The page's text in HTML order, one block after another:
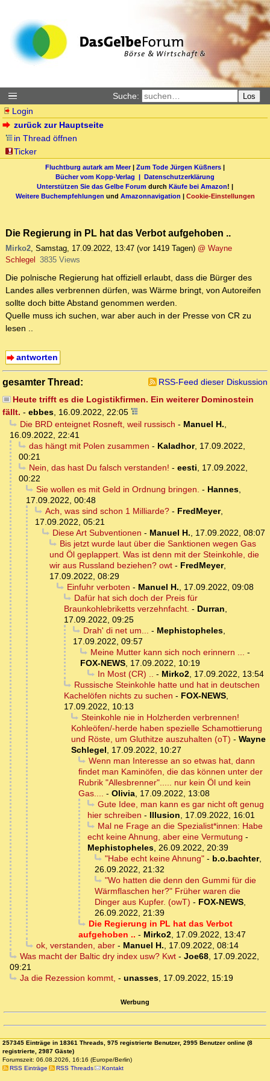
Suche: Los
Login
zurück zur Hauptseite
in Thread öffnen
Ticker
Fluchtburg autark am Meer| Zum Tode Jürgen Küßners |
Bücher vom Kopp-Verlag | Datenschutzerklärung
Unterstützen Sie das Gelbe Forum durch Käufe bei Amazon! |
Weitere Buchempfehlungen und Amazonnavigation | Cookie-Einstellungen
Die Regierung in PL hat das Verbot aufgehoben ..
Mirko2, Samstag, 17.09.2022, 13:47 (vor 1419 Tagen) @ Wayne
Schlegel
3835 Views
Die polnische Regierung hat offiziell erlaubt, dass die Bürger des
Landes alles verbrennen dürfen, was Wärme bringt, von Autoreifen
sollte doch bitte Abstand genommen werden.
Quelle muss ich suchen, war aber auch in der Presse von CR zu
lesen ..
antworten
gesamter Thread:
RSS-Feed dieser Diskussion
Heute trifft es die Logistikfirmen. Ein weiterer Dominostein
fällt. - ebbes, 16.09.2022, 22:05
Die BRD enteignet Rosneft, weil russisch - Manuel H.,
16.09.2022, 22:41
das hängt mit Polen zusammen - Kaladhor, 17.09.2022,
00:21
Nein, das hast Du falsch verstanden! - eesti, 17.09.2022,
00:22
Sie wollen es mit Geld in Ordnung bringen. - Hannes,
17.09.2022, 00:48
Ach, was sind schon 1 Milliarde?- FredMeyer,
17.09.2022, 05:21
Diese Art Subventionen - Manuel H., 17.09.2022, 08:07
Bis jetzt wurde laut über die Sanktionen wegen Gas
und Öl geplappert. Was ist denn mit der Steinkohle, die
wir aus Russland beziehen? owt - FredMeyer,
17.09.2022, 08:29
Einfuhr verboten - Manuel H., 17.09.2022, 09:08
Dafür hat sich doch der Preis für
Braunkohlebriketts verzehnfacht. - Durran,
17.09.2022, 09:25
Drah' di net um... - Mephistopheles,
17.09.2022, 09:57
Meine Mutter kann sich noch erinnern ... -
FOX-NEWS, 17.09.2022, 10:19
In Most (CR) .. - Mirko2, 17.09.2022, 13:54
Russische Steinkohle hatte und hat in deutschen
Kachelöfen nichts zu suchen - FOX-NEWS,
17.09.2022, 10:13
Steinkohle nie in Holzherden verbrennen!
Kohleöfen/-herde haben spezielle Schamottierung
und Röste, um Gluthitze auszuhalten (oT) - Wayne
Schlegel, 17.09.2022, 10:27
Wenn man Interesse an so etwas hat, dann
findet man Kaminöfen, die das können unter der
Rubrik "Allesbrenner"..... nur kein Öl und kein
Gas.... - Olivia, 17.09.2022, 13:08
Gute Idee, man kann es gar nicht oft genug
hier schreiben - Illusion, 17.09.2022, 16:01
Mal ne Frage an die Spezialist*innen: Habe
echt keine Ahnung, aber eine Vermutung -
Mephistopheles, 26.09.2022, 20:39
"Habe echt keine Ahnung"- b.o.bachter,
26.09.2022, 21:32
"Wo hatten die denn den Gummi für die
Wärmflaschen her?" Früher waren die
Dinger aus Kupfer. (owT) - FOX-NEWS,
26.09.2022, 21:39
Die Regierung in PL hat das Verbot
aufgehoben .. - Mirko2, 17.09.2022, 13:47
ok, verstanden, aber- Manuel H., 17.09.2022, 08:14
Was macht der Baltic dry index usw? Kwt- Joe68, 17.09.2022,
09:21
Ja die Rezession kommt, - unasses, 17.09.2022, 15:19
Werbung
257345 Einträge in 18361 Threads, 975 registrierte Benutzer, 2995 Benutzer online (8
registrierte, 2987 Gäste)
Forumszeit: 06.08.2026, 16:16 (Europe/Berlin)
RSS Einträge
RSS Threads Kontakt